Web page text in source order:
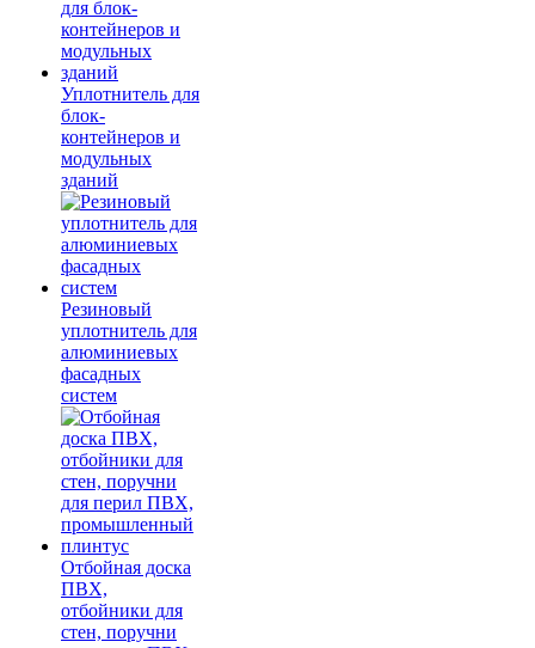
Уплотнитель для
блок-
контейнеров и
модульных
зданий
Резиновый
уплотнитель для
алюминиевых
фасадных
систем
Отбойная доска
ПВХ,
отбойники для
стен, поручни